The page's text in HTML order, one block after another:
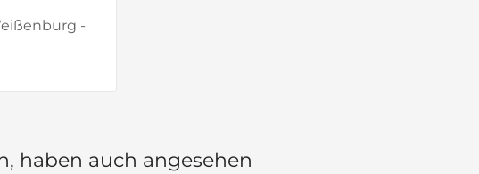
-
haben auch angesehen